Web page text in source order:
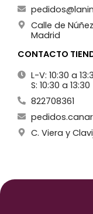
Calle de
Madrid
CONTACTO
L-V: 10:30 a
S: 10:30 a 13:30
822708361
C. Viera y